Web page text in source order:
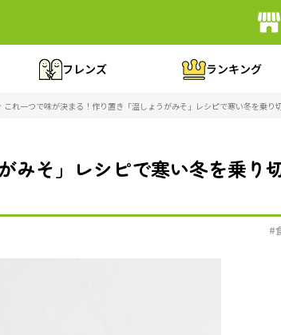
フレンズ ランキング
これ一つで味が決まる！作り置き「温しょうがみそ」レシピで寒い冬を乗り
みそ」レシピで寒い冬を乗り
#